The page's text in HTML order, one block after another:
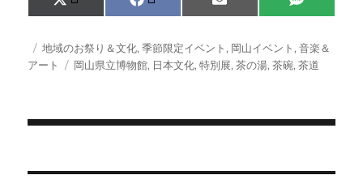
Share
on
X
(
w
i
t
)
Share
on
F
a
e
b
o
Share
on
E
m
l
Share
on
S
M
投
稿
カ
テ
地域のお祭り＆文化,季節限定イベント , 岡山イベント ,音楽＆
アート
タ
岡山県立博物館, 日本文化,特別展,茶の湯,茶碗,茶道
稿